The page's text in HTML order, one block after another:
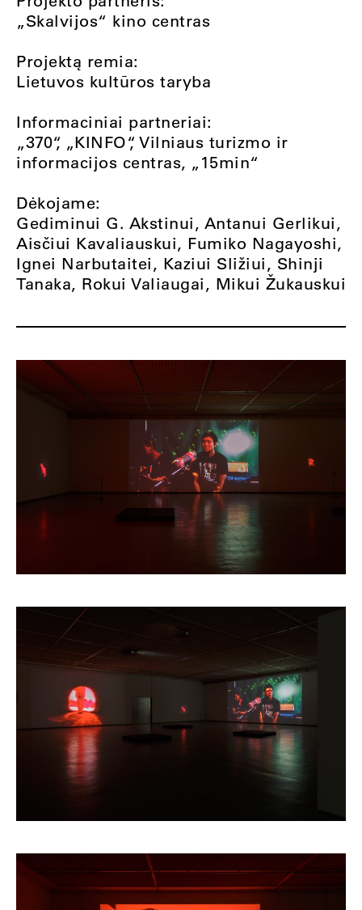
„Skalvijos“ kino centras
Projektą remia:
Lietuvos kultūros taryba
Informaciniai partneriai:
„370“, „KINFO“, Vilniaus turizmo ir
informacijos centras, „15min“
Dėkojame:
Gediminui G. Akstinui, Antanui Gerlikui,
Aisčiui Kavaliauskui, Fumiko Nagayoshi,
Ignei Narbutaitei, Kaziui Sližiui, Shinji
Tanaka, Rokui Valiaugai, Mikui Žukauskui